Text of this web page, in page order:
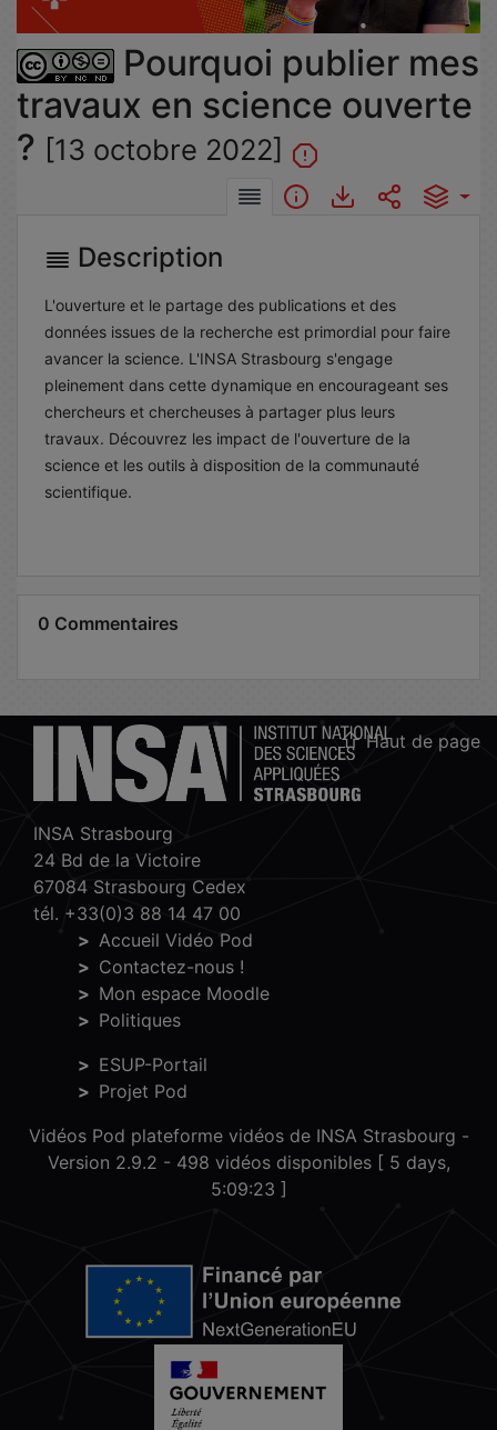
vidéo
Pourquoi publier mes
travaux en science ouverte
? [13 octobre 2022]
Description
L'ouverture et le partage des publications et des
données issues de la recherche est primordial pour faire
avancer la science. L'INSA Strasbourg s'engage
pleinement dans cette dynamique en encourageant ses
chercheurs et chercheuses à partager plus leurs
travaux. Découvrez les impact de l'ouverture de la
science et les outils à disposition de la communauté
scientifique.
0 Commentaires
Haut de page
INSA Strasbourg
24 Bd de la Victoire
67084 Strasbourg Cedex
tél. +33(0)3 88 14 47 00
Accueil Vidéo Pod
Contactez-nous !
Mon espace Moodle
Politiques
ESUP-Portail
Projet Pod
Vidéos Pod plateforme vidéos de INSA Strasbourg -
Version 2.9.2 - 498 vidéos disponibles [ 5 days,
5:09:23 ]